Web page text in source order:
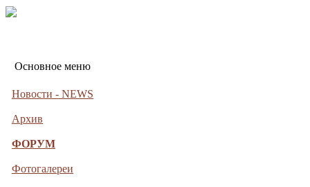
Основное меню
Новости - NEWS
Архив
ФОРУМ
Фотогалереи